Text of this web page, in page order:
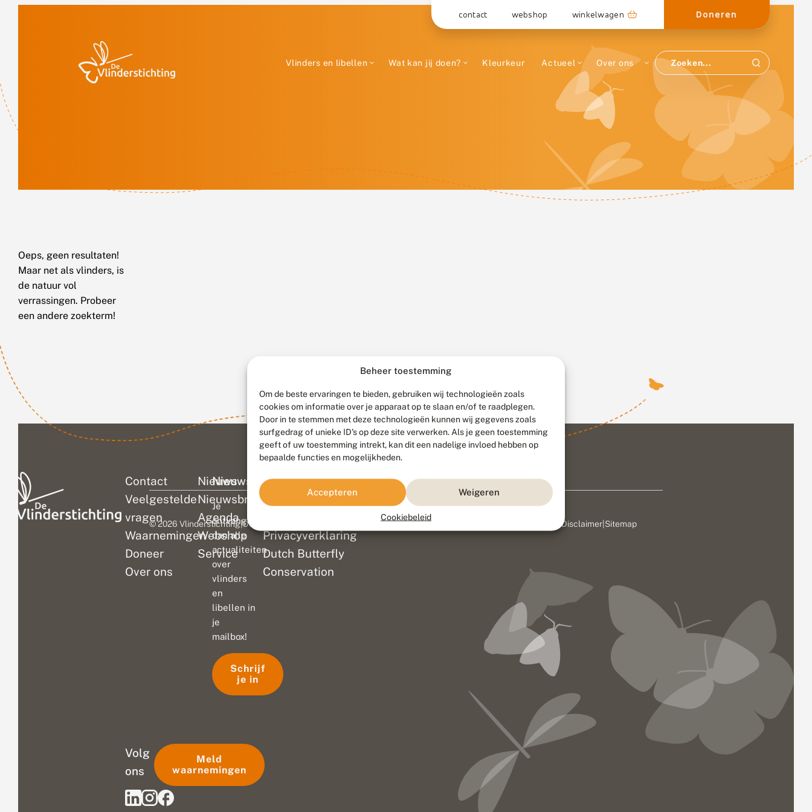
Beheer toestemming
Om de beste ervaringen te bieden, gebruiken wij technologieën zoals
cookies om informatie over je apparaat op te slaan en/of te raadplegen.
Door in te stemmen met deze technologieën kunnen wij gegevens zoals
surfgedrag of unieke ID's op deze site verwerken. Als je geen toestemming
geeft of uw toestemming intrekt, kan dit een nadelige invloed hebben op
bepaalde functies en mogelijkheden.
Accepteren Weigeren
Cookiebeleid
contact webshop winkelwagen Doneren
Vlinders en libellen Wat kan jij doen? Kleurkeur Actueel Over ons
Oeps, geen resultaten!
Maar net als vlinders, is
de natuur vol
verrassingen. Probeer
een andere zoekterm!
Contact
Veelgestelde
vragen
Waarnemingen
Doneer
Over ons
Nieuws
Nieuwsbrief
Agenda
Webshop
Service
Colofon
Disclaimer
Privacyverklaring
Dutch Butterfly
Conservation
Nieuwsbrief
Je
ontvangt
dan alle
actualiteiten
over
vlinders
en
libellen in
je
mailbox!
Schrijf
je in
Volg
ons
Meld
waarnemingen
© 2026 Vlinderstichting|Duurzaam ontwikkeld door Go2People, ontworpen door Disclaimer Sitemap